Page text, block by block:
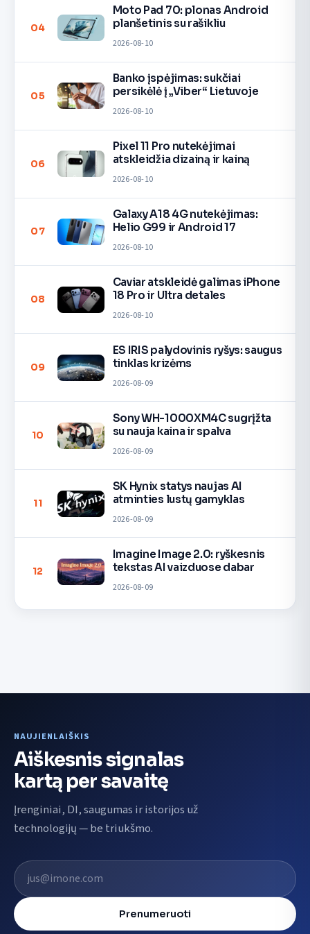
04
Moto Pad 70: plonas Android
planšetinis su rašikliu
2026-08-10
05
Banko įspėjimas: sukčiai
persikėlė į „Viber“ Lietuvoje
2026-08-10
06
Pixel 11 Pro nutekėjimai
atskleidžia dizainą ir kainą
2026-08-10
07
Galaxy A18 4G nutekėjimas:
Helio G99 ir Android 17
2026-08-10
08
Caviar atskleidė galimas iPhone
18 Pro ir Ultra detales
2026-08-10
09
ES IRIS palydovinis ryšys: saugus
tinklas krizėms
2026-08-09
10
Sony WH-1000XM4C sugrįžta
su nauja kaina ir spalva
2026-08-09
11
SK Hynix statys naujas AI
atminties lustų gamyklas
2026-08-09
12
Imagine Image 2.0: ryškesnis
tekstas AI vaizduose dabar
2026-08-09
NAUJIENLAIŠKIS
Aiškesnis signalas
kartą per savaitę
Įrenginiai, DI, saugumas ir istorijos už
technologijų — be triukšmo.
El. pašto adresas
Prenumeruoti